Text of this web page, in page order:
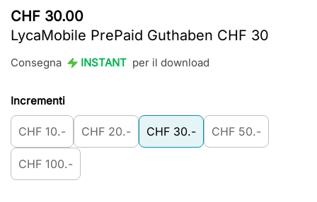
CHF 30.00
LycaMobile PrePaid Guthaben CHF 30
Consegna INSTANT per il download
Incrementi
CHF 10.- CHF 20.- CHF 30.- CHF 50.-
CHF 100.-